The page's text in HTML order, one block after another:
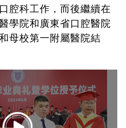
腔科工作，而後繼續在
學院和廣東省口腔醫院
母校第一附屬醫院結